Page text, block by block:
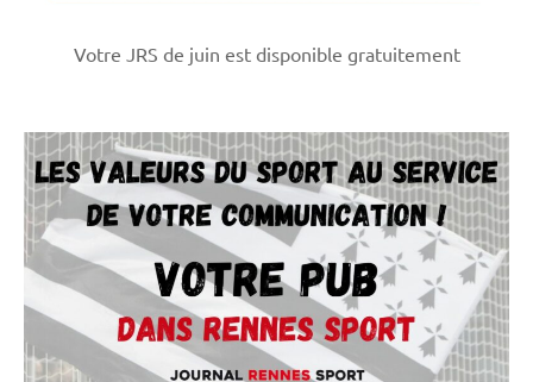
Votre JRS de juin est disponible gratuitement